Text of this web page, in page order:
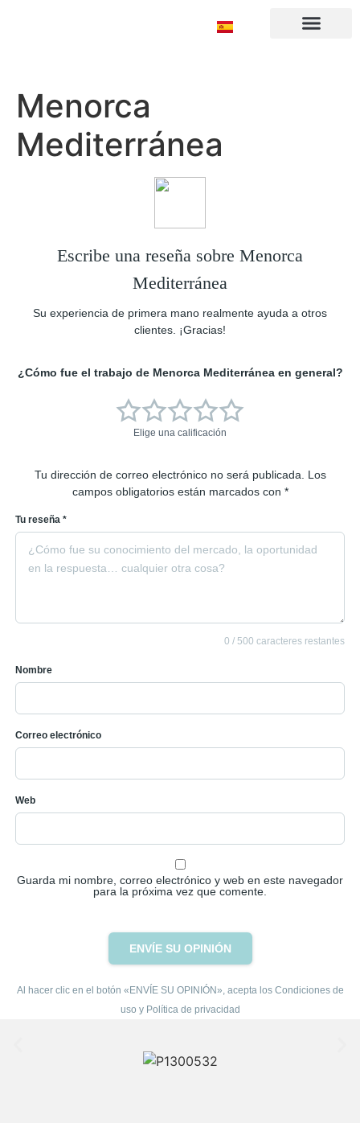
Menorca
Mediterránea
Escribe una reseña sobre Menorca
Mediterránea
Su experiencia de primera mano realmente ayuda a otros
clientes. ¡Gracias!
¿Cómo fue el trabajo de Menorca Mediterránea en general?
Elige una calificación
Tu dirección de correo electrónico no será publicada.
Los
campos obligatorios están marcados con *
Tu reseña *
0 / 500 caracteres restantes
Nombre
Correo electrónico
Web
Guarda mi nombre, correo electrónico y web en este navegador
para la próxima vez que comente.
Al hacer clic en el botón «ENVÍE SU OPINIÓN», acepta los Condiciones de
uso y Política de privacidad